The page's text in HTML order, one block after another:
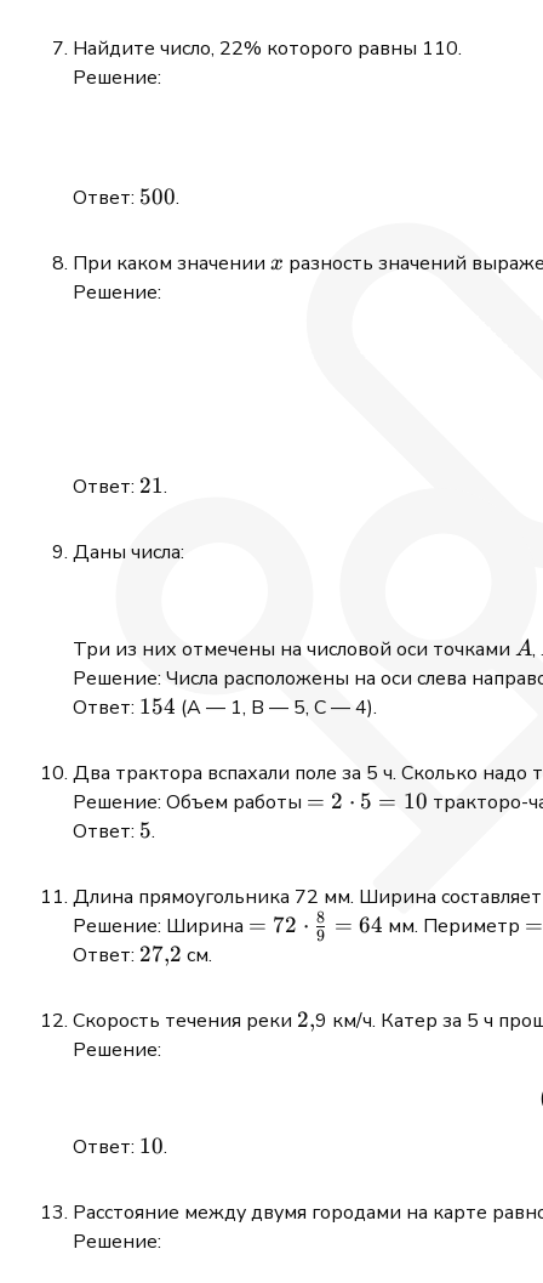
Найдите число, 22% которого равны 110.
Решение:
Ответ: 500
500.
При каком значении x
x разность значений
Решение:
Ответ: 21
21.
Даны числа:
Три из них отмечены на числовой оси точками A
A,
Решение: Числа расположены на оси слева
Ответ: 154
154 (A — 1, B — 5, C — 4).
Два трактора вспахали поле за 5 ч. Сколько надо
Решение: Объем работы = 2
=10
= 2 ⋅ 5 = 10 тракторо-
Ответ: 5
5.
Длина прямоугольника 72 мм. Ширина
Решение: Ширина =72
{9} =64
= 72 ⋅ 9
8 = 64 мм. Периметр =
Ответ: 27{,}2
27,2 см.
Скорость течения реки 2{,}
2,9 км/ч. Катер за 5 ч
Решение:
Ответ: 10
10.
Расстояние между двумя городами на карте
Решение: